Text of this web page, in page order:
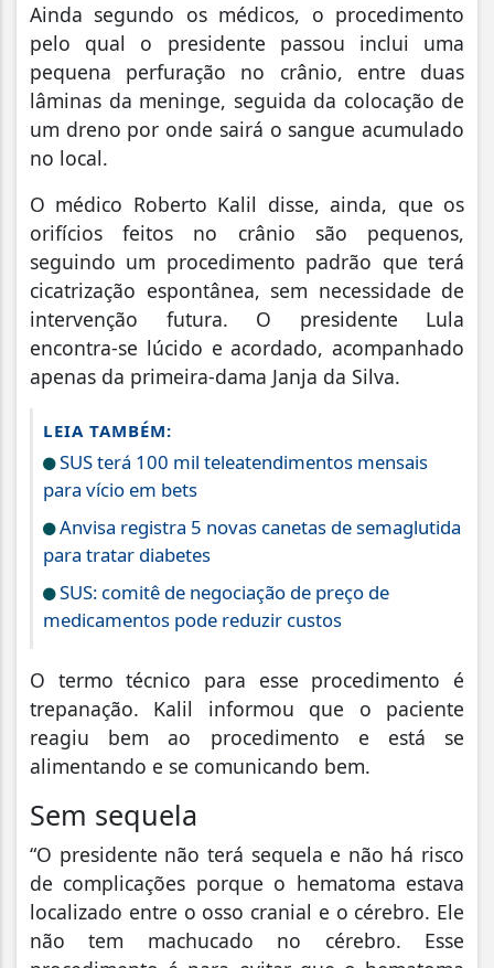
Ainda segundo os médicos, o procedimento
pelo qual o presidente passou inclui uma
pequena perfuração no crânio, entre duas
lâminas da meninge, seguida da colocação de
um dreno por onde sairá o sangue acumulado
no local.
O médico Roberto Kalil disse, ainda, que os
orifícios feitos no crânio são pequenos,
seguindo um procedimento padrão que terá
cicatrização espontânea, sem necessidade de
intervenção futura. O presidente Lula
encontra-se lúcido e acordado, acompanhado
apenas da primeira-dama Janja da Silva.
LEIA TAMBÉM:
SUS terá 100 mil teleatendimentos mensais
para vício em bets
Anvisa registra 5 novas canetas de semaglutida
para tratar diabetes
SUS: comitê de negociação de preço de
medicamentos pode reduzir custos
O termo técnico para esse procedimento é
trepanação. Kalil informou que o paciente
reagiu bem ao procedimento e está se
alimentando e se comunicando bem.
Sem sequela
“O presidente não terá sequela e não há risco
de complicações porque o hematoma estava
localizado entre o osso cranial e o cérebro. Ele
não tem machucado no cérebro. Esse